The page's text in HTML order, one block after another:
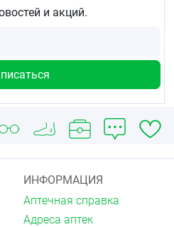
и акций.
ИНФОРМАЦИЯ
Аптечная справка
Адреса аптек